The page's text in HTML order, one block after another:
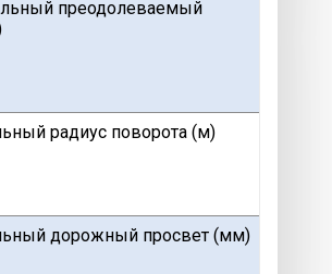
преодолеваемый
радиус поворота (м)
дорожный просвет (мм)